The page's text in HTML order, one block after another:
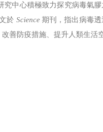
中心積極致力探究病毒氣
於 Science期刊，指出病毒透
善防疫措施、提升人類生活